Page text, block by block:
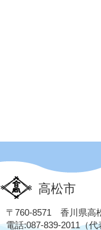
高松市
〒760-8571 香川県高
電話:087-839-2011（代